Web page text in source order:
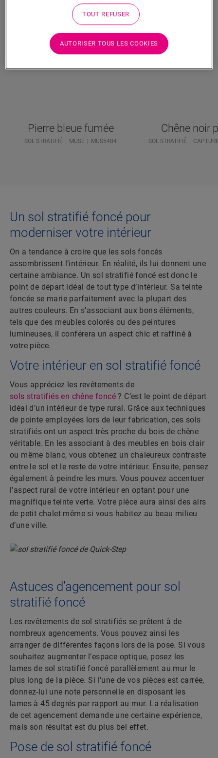
Pierre bleue fumée
SOL STRATIFIÉ MUSE MUS5484
Chêne noir
SOL STRATIFIÉ
Un sol stratifié foncé pour
moderniser votre intérieur
On a tendance à croire que les sols foncés
assombrissent l’intérieur. En réalité, ils lui donnent une
certaine ambiance. Un sol stratifié foncé est donc le
point de départ idéal de tout type d’intérieur. Sa teinte
foncée se marie parfaitement avec la plupart des
autres couleurs. En s’associant aux bons éléments,
tels que des meubles colorés ou des peintures
lumineuses, il conférera un aspect chic et raffiné à
votre pièce.
Votre intérieur en sol stratifié foncé
Vous appréciez les revêtements de
sols stratifiés en chêne foncé ? C’est le point de départ
idéal d’un intérieur de type rural. Grâce aux techniques
de pointe employées lors de leur fabrication, ces sols
stratifiés ont un aspect très proche du bois de chêne
véritable. En les associant à des meubles en bois clair
ou même blanc, vous obtenez un chaleureux contraste
entre le sol et le reste de votre intérieur. Ensuite, pensez
également à peindre les murs. Vous pouvez accentuer
l’aspect rural de votre intérieur en optant pour une
magnifique teinte verte. Votre pièce aura ainsi des airs
de petit chalet même si vous habitez au beau milieu
d’une ville.
Astuces d’agencement pour sol
stratifié foncé
Les revêtements de sol stratifiés se prêtent à de
nombreux agencements. Vous pouvez ainsi les
arranger de différentes façons lors de la pose. Si vous
souhaitez augmenter l’espace optique, posez les
lames de sol stratifié foncé parallèlement au mur le
plus long de la pièce. Si l’une de vos pièces est carrée,
donnez-lui une note personnelle en disposant les
lames à 45 degrés par rapport au mur. La réalisation
de cet agencement demande une certaine expérience,
mais son résultat est du plus bel effet.
Pose de sol stratifié foncé
TOUT REFUSER
AUTORISER TOUS LES COOKIES